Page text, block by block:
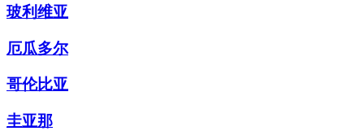
玻利维亚
厄瓜多尔
哥伦比亚
圭亚那